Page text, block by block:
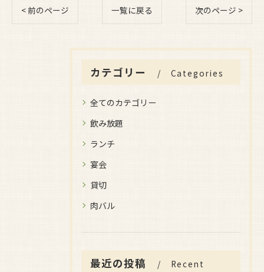
< 前のページ 一覧に戻る 次のページ >
カテゴリー Categories
全てのカテゴリー
飲み放題
ランチ
宴会
貸切
肉バル
最近の投稿
Recent